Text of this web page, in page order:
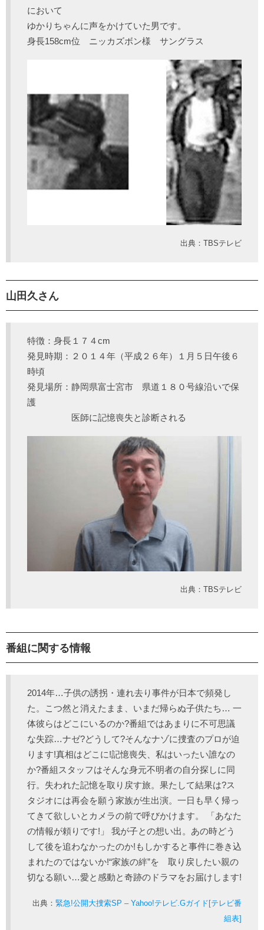
において
ゆかりちゃんに声をかけていた男です。
身長158cm位 ニッカズボン様 サングラス
出典：TBSテレビ
山田久さん
特徴：身長１７４cm
発見時期：２０１４年（平成２６年）１月５日午後６
時頃
発見場所：静岡県富士宮市 県道１８０号線沿いで保
護
医師に記憶喪失と診断される
出典：TBSテレビ
番組に関する情報
2014年…子供の誘拐・連れ去り事件が日本で頻発し
た。こつ然と消えたまま、いまだ帰らぬ子供たち… 一
体彼らはどこにいるのか?番組ではあまりに不可思議
な失踪…ナゼ?どうして?そんなナゾに捜査のプロが迫
ります!真相はどこに!記憶喪失、私はいったい誰なの
か?番組スタッフはそんな身元不明者の自分探しに同
行。失われた記憶を取り戻す旅。果たして結果は?ス
タジオには再会を願う家族が生出演。一日も早く帰っ
てきて欲しいとカメラの前で呼びかけます。 「あなた
の情報が頼りです!」 我が子との想い出。あの時どう
して後を追わなかったのか!もしかすると事件に巻き込
まれたのではないか!“家族の絆”を 取り戻したい親の
切なる願い…愛と感動と奇跡のドラマをお届けします!
出典： 緊急!公開大捜索SP – Yahoo!テレビ.Gガイド[テレビ番
組表]